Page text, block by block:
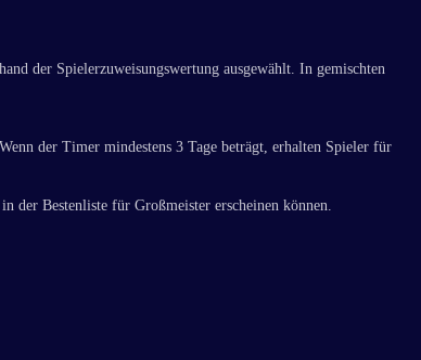
der Spielerzuweisungswertung ausgewählt. In gemischten
der Timer mindestens 3 Tage beträgt, erhalten Spieler für
der Bestenliste für Großmeister erscheinen können.